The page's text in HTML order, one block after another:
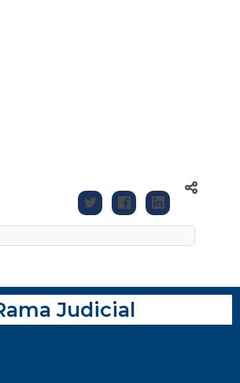
Judicial